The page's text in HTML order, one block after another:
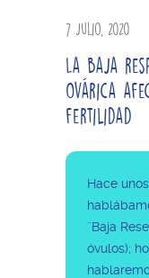
7 julio, 2020
La baja
ovárica
fertilidad
Hace
¨Baja
óvulos);